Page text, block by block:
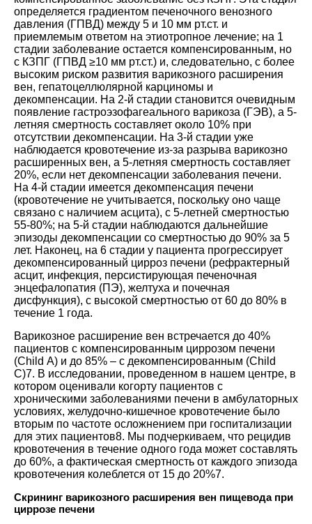
определяется градиентом печеночного венозного
давления (ГПВД) между 5 и 10 мм рт.ст. и
приемлемым ответом на этиотропное лечение; на 1
стадии заболевание остается компенсированным, но
с КЗПГ (ГПВД ≥10 мм рт.ст.) и, следовательно, с более
высоким риском развития варикозного расширения
вен, гепатоцеллюлярной карциномы и
декомпенсации. На 2-й стадии становится очевидным
появление гастроэзофагеального варикоза (ГЭВ), а 5-
летняя смертность составляет около 10% при
отсутствии декомпенсации. На 3-й стадии уже
наблюдается кровотечение из-за разрыва варикозно
расширенных вен, а 5-летняя смертность составляет
20%, если нет декомпенсации заболевания печени.
На 4-й стадии имеется декомпенсация печени
(кровотечение не учитывается, поскольку оно чаще
связано с наличием асцита), с 5-летней смертностью
55-80%; на 5-й стадии наблюдаются дальнейшие
эпизоды декомпенсации со смертностью до 90% за 5
лет. Наконец, на 6 стадии у пациента прогрессирует
декомпенсированный цирроз печени (рефрактерный
асцит, инфекция, персистирующая печеночная
энцефалопатия (ПЭ), желтуха и почечная
дисфункция), с высокой смертностью от 60 до 80% в
течение 1 года.
Варикозное расширение вен встречается до 40%
пациентов с компенсированным циррозом печени
(Child А) и до 85% – с декомпенсированным (Child
С)7. В исследовании, проведенном в нашем центре, в
котором оценивали когорту пациентов с
хроническими заболеваниями печени в амбулаторных
условиях, желудочно-кишечное кровотечение было
вторым по частоте осложнением при госпитализации
для этих пациентов8. Мы подчеркиваем, что рецидив
кровотечения в течение одного года может составлять
до 60%, а фактическая смертность от каждого эпизода
кровотечения колеблется от 15 до 20%7.
Скрининг варикозного расширения вен пищевода при
циррозе печени